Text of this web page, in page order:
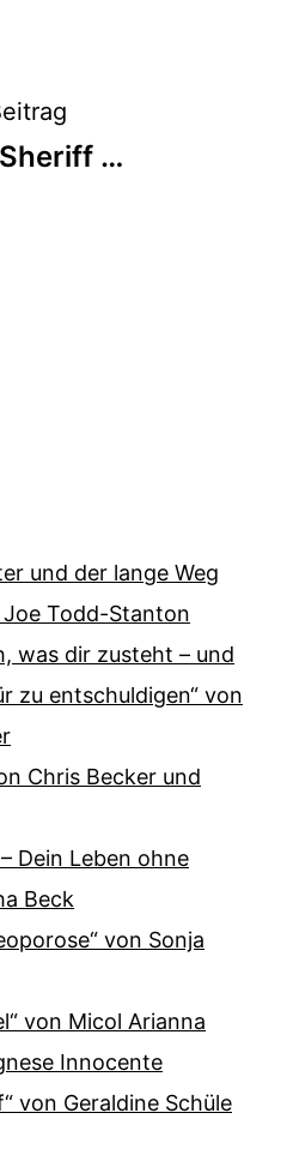
…
und der lange Weg
Joe Todd-Stanton
was dir zusteht – und
zu entschuldigen“ von
Chris Becker und
Dein Leben ohne
Beck
von Sonja
von Micol Arianna
Innocente
von Geraldine Schüle